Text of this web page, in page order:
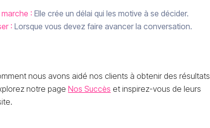
: Elle crée un délai qui les motive à se décider.
: Lorsque vous devez faire avancer la conversation.
nous avons aidé nos clients à obtenir des résultats
notre page Nos Succès et inspirez-vous de leurs